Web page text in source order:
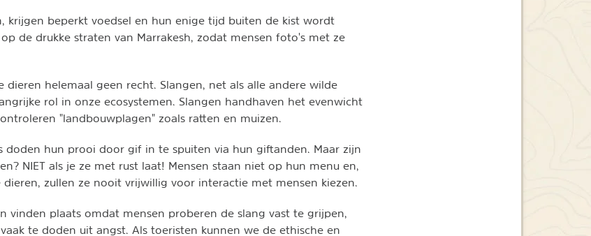
krijgen beperkt voedsel en hun enige tijd buiten de kist wordt
de drukke straten van Marrakesh, zodat mensen foto's met ze
dieren helemaal geen recht. Slangen, net als alle andere wilde
rol in onze ecosystemen. Slangen handhaven het evenwicht
"landbouwplagen" zoals ratten en muizen.
doden hun prooi door gif in te spuiten via hun giftanden. Maar zijn
NIET als je ze met rust laat! Mensen staan niet op hun menu en,
zullen ze nooit vrijwillig voor interactie met mensen kiezen.
vinden plaats omdat mensen proberen de slang vast te grijpen,
te doden uit angst. Als toeristen kunnen we de ethische en